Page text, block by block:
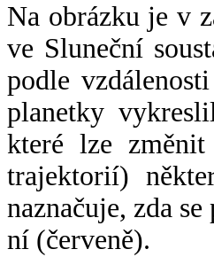
Na obrázku je v
ve Sluneční
podle
planetky
které lze
trajektorií)
naznačuje, zda
ní (červeně).